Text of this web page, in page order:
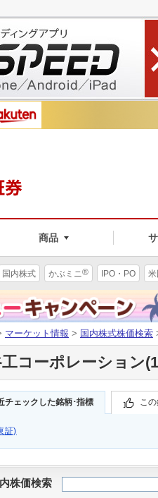
商品
国内株式 かぶミニ® IPO・PO
マーケット情報 > 国内株式株価検索
コーポレーション
チェックした銘柄･指標 こ
証)